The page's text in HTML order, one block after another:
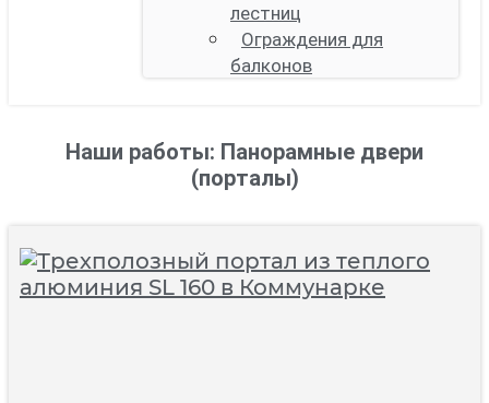
лестниц
Ограждения для
балконов
Наши работы: Панорамные двери
(порталы)